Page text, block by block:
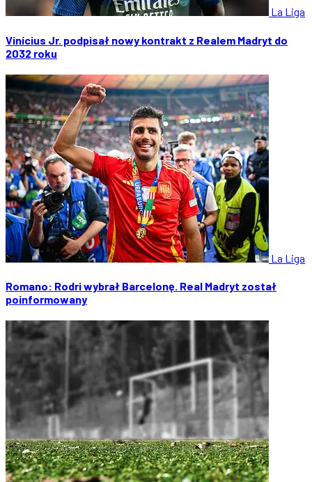
La Liga
Vinícius Jr. podpisał nowy kontrakt z Realem Madryt do
2032 roku
La Liga
Romano: Rodri wybrał Barcelonę. Real Madryt został
poinformowany